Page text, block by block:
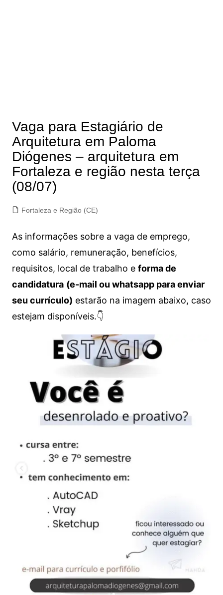
Vaga para Estagiário de
Arquitetura em Paloma
Diógenes – arquitetura em
Fortaleza e região nesta terça
(08/07)
Fortaleza e Região (CE)
As informações sobre a vaga de emprego,
como salário, remuneração, benefícios,
requisitos, local de trabalho e forma de
candidatura (e-mail ou whatsapp para enviar
seu currículo) estarão na imagem abaixo, caso
estejam disponíveis.👇